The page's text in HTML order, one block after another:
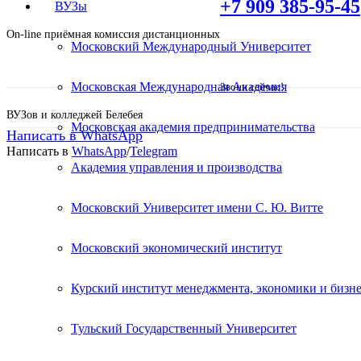
On-line приёмная комиссия дистанционных
ВУЗов и колледжей Белебея
+7 909 385-95-45
Звони сейчас!
ВУЗы
Московский Международный Университет
Московская Международная Академия
Московская академия предпринимательства
Академия управления и производства
Московский Университет имени С. Ю. Витте
Московский экономический институт
Курский институт менеджмента, экономики и
Тульский Государственный Университет
Написать в WhatsApp
Написать в WhatsApp/Telegram
Среднее
логистике. Дистанционное
Поступите в престижный Колледж не выходя
Специальные условия обучения для жителей